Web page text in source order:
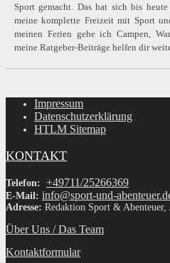
Sport gemacht. Das hat sich bis
meine komplette Freizeit mit Sport
meinen Ferien gehe ich Campen,
meine Ratgeber-Beiträge helfen dir
Impressum
Datenschutzerklärung
HTLM Sitemap
KONTAKT
Telefon: +49711/25266369
E-Mail: info@sport-und-
Adresse: Redaktion Sport & Abenteuer,
Über Uns / Das Team
Kontaktformular